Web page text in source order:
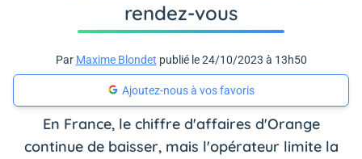
rendez-vous
Par Maxime Blondet publié le 24/10/2023 à 13h50
Ajoutez-nous à vos favoris
En France, le chiffre d'affaires d'Orange
continue de baisser, mais l'opérateur limite la